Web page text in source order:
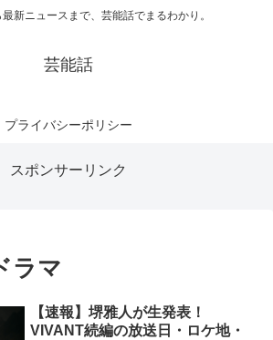
最新ニュースまで、芸能話でまるわかり。
芸能話
プライバシーポリシー
スポンサーリンク
ラマ
【速報】堺雅人が生発表！
VIVANT続編の放送日・ロケ地・